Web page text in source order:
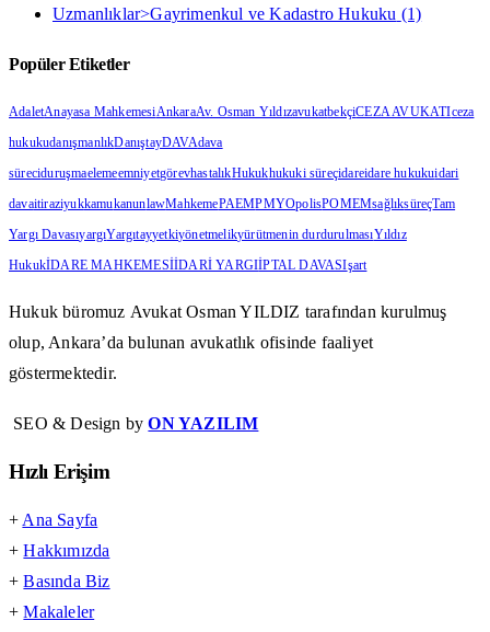
Uzmanlıklar>Gayrimenkul ve Kadastro Hukuku (1)
Popüler Etiketler
AdaletAnayasa MahkemesiAnkaraAv. Osman YıldızavukatbekçiCEZA AVUKATIceza
hukukudanışmanlıkDanıştayDAVAdava
süreciduruşmaelemeemniyetgörevhastalıkHukukhukuki süreçidareidare hukukuidari
davaitiraziyukkamukanunlawMahkemePAEMPMYOpolisPOMEMsağlıksüreçTam
Yargı DavasıyargıYargıtayyetkiyönetmelikyürütmenin durdurulmasıYıldız
HukukİDARE MAHKEMESİİDARİ YARGIİPTAL DAVASIşart
Hukuk büromuz Avukat Osman YILDIZ tarafından kurulmuş
olup, Ankara’da bulunan avukatlık ofisinde faaliyet
göstermektedir.
SEO & Design byON YAZILIM
Hızlı Erişim
+ Ana Sayfa
+Hakkımızda
+Basında Biz
+Makaleler